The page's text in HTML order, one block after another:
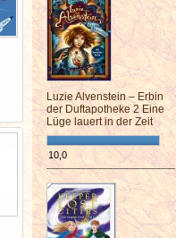
Luzie Alvenstein – Erbin
der Duftapotheke 2 Eine
Lüge lauert in der Zeit
10,0
¯¯¯¯¯¯¯¯¯¯¯¯¯¯¯¯¯¯¯¯¯¯¯¯